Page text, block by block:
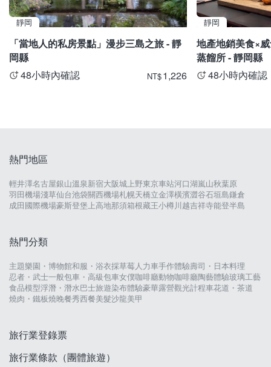
靜岡
「當地人的私房景點」漫步三島之旅 - 靜
岡縣
48小時內確認
NT$1,226
靜岡
地產地銷美食×
蒸餾所 - 靜岡縣
48小時內確認
熱門地區
輕井澤名古屋銀山溫泉新宿大阪城 上野東京車站河口湖嵐山秋葉原
羽田機場淺草仙台池袋關西機場札幌天橋立金澤橫濱澀谷石垣島鎌倉
成田國際機場豪斯登堡 上高地那須箱根藏王小樽川越吉祥寺能登半島
熱門分類
主題樂園・博物館和服・浴衣採草莓人力車手作體驗壽司・日本料理
忍者・武士一般包車・高級包車女僕咖啡廳動物咖啡廳陶藝體驗玻璃工藝
食品模型浮潛・潛水巴士旅遊染布體驗豪華露營觀光計程車花道・茶道
燒肉・鐵板燒晚餐秀西餐美髮沙龍美甲
旅行業登錄票
旅行業條款（團體旅遊）